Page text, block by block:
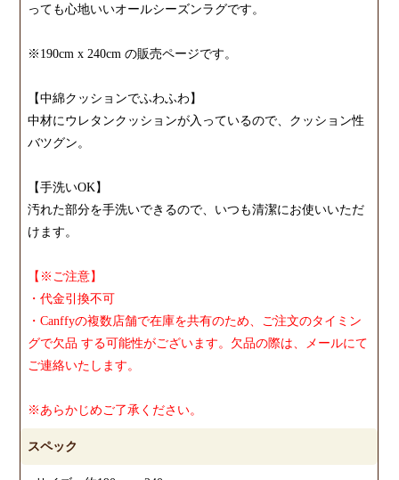
っても心地いいオールシーズンラグです。
※190cm x 240cm の販売ページです。
【中綿クッションでふわふわ】
中材にウレタンクッションが入っているので、クッション性
バツグン。
【手洗いOK】
汚れた部分を手洗いできるので、いつも清潔にお使いいただ
けます。
【※ご注意】
・代金引換不可
・Canffyの複数店舗で在庫を共有のため、ご注文のタイミン
グで欠品 する可能性がございます。欠品の際は、メールにて
ご連絡いたします。
※あらかじめご了承ください。
スペック